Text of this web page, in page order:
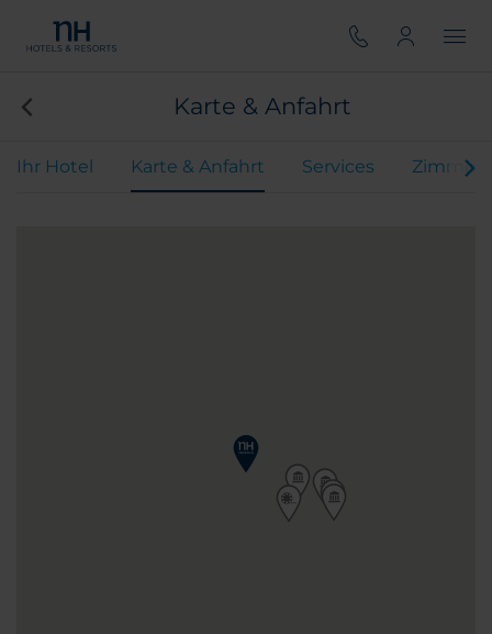
Karte & Anfahrt
Ihr Hotel Karte & Anfahrt Services Zimmer